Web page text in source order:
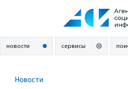
новости сервисы
Новости